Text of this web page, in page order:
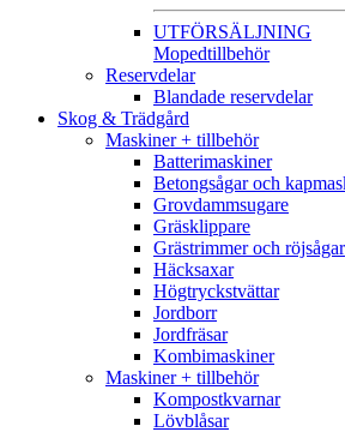
UTFÖRSÄLJNING
Mopedtillbehör
Reservdelar
Blandade reservdelar
Skog & Trädgård
Maskiner + tillbehör
Batterimaskiner
Betongsågar och
Grovdammsugare
Gräsklippare
Grästrimmer och röjsågar
Häcksaxar
Högtryckstvättar
Jordborr
Jordfräsar
Kombimaskiner
Maskiner + tillbehör
Kompostkvarnar
Lövblåsar